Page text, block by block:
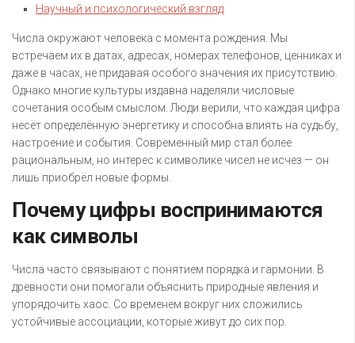
Научный и психологический взгляд
Числа окружают человека с момента рождения. Мы
встречаем их в датах, адресах, номерах телефонов, ценниках и
даже в часах, не придавая особого значения их присутствию.
Однако многие культуры издавна наделяли числовые
сочетания особым смыслом. Люди верили, что каждая цифра
несёт определённую энергетику и способна влиять на судьбу,
настроение и события. Современный мир стал более
рациональным, но интерес к символике чисел не исчез — он
лишь приобрёл новые формы.
Почему цифры воспринимаются
как символы
Числа часто связывают с понятием порядка и гармонии. В
древности они помогали объяснить природные явления и
упорядочить хаос. Со временем вокруг них сложились
устойчивые ассоциации, которые живут до сих пор.